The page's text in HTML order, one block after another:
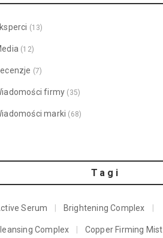
(13)
(12)
(7)
firmy (35)
marki (68)
Tagi
Serum Brightening Complex
Complex Copper Firming Mist